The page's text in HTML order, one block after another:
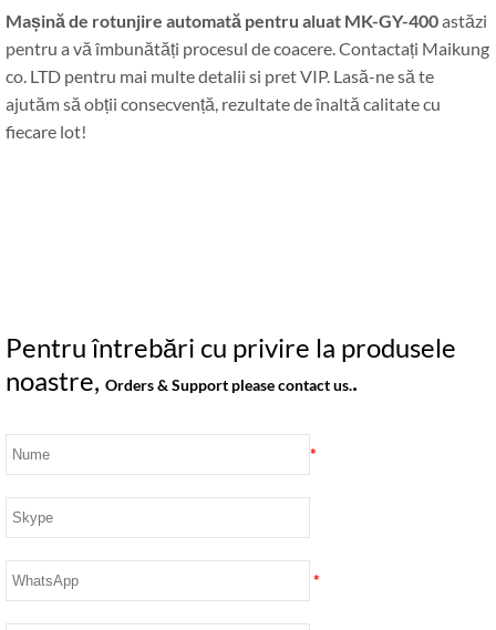
Mașină de rotunjire automată pentru aluat MK-GY-400astăzi
pentru a vă îmbunătăți procesul de coacere. Contactați Maikung
co. LTD pentru mai multe detalii si pret VIP. Lasă-ne să te
ajutăm să obții consecvență, rezultate de înaltă calitate cu
fiecare lot!
Pentru întrebări cu privire la produsele
noastre, Orders & Support please contact us..
*
*